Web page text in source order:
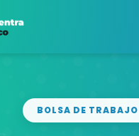
BOLSA DE TRABAJO